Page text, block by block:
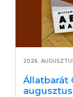
2026.
Állatbarát
augusztus